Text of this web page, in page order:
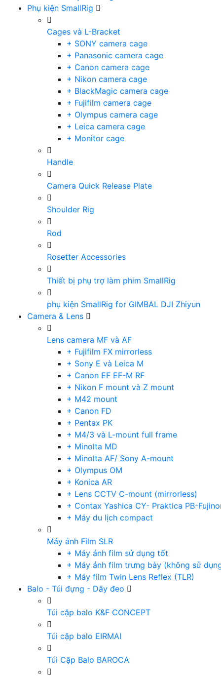
Phụ kiện SmallRig
Cages và L-Bracket
+ SONY camera cage
+ Panasonic camera cage
+ Canon camera cage
+ Nikon camera cage
+ BlackMagic camera cage
+ Fujifilm camera cage
+ Olympus camera cage
+ Leica camera cage
+ Monitor cage
Handle
Camera Quick Release Plate
Shoulder Rig
Rod
Rosetter Accessories
Thiết bị phụ trợ làm phim SmallRig
phụ kiện SmallRig for GIMBAL DJI Zhiyun
Camera & Lens
Lens camera MF và AF
+ Fujifilm FX mirrorless
+ Sony E và Leica M
+ Canon EF EF-M RF
+ Nikon F mount và Z mount
+ M42 mount
+ Canon FD
+ Pentax PK
+ M4/3 và L-mount full frame
+ Minolta MD
+ Minolta AF/ Sony A-mount
+ Olympus OM
+ Konica AR
+ Lens CCTV C-mount (mirrorless)
+ Contax Yashica CY- Praktica PB-
+ Máy du lịch compact
Máy ảnh Film SLR
+ Máy ảnh film sử dụng tốt
+ Máy ảnh film trưng bày (không sử
+ Máy film Twin Lens Reflex (TLR)
Balo - Túi đựng - Dây đeo
Túi cặp balo K&F CONCEPT
Túi cặp balo EIRMAI
Túi Cặp Balo BAROCA